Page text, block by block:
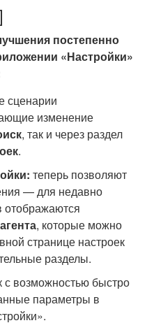
постепенно
«Настройки»
сценарии
изменение
, так и через раздел
.
теперь позволяют
— для недавно
отображаются
, которые можно
странице настроек
разделы.